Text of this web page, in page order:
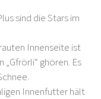
sind die Stars im
Innenseite ist
ghören. Es
Innenfutter hält